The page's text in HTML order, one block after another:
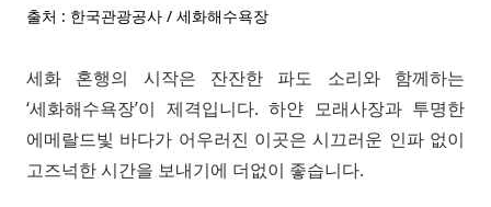
출처 : 한국관광공사 / 세화해수욕장
세화 혼행의 시작은 잔잔한 파도 소리와 함께하는
‘세화해수욕장’이 제격입니다. 하얀 모래사장과 투명한
에메랄드빛 바다가 어우러진 이곳은 시끄러운 인파 없이
고즈넉한 시간을 보내기에 더없이 좋습니다.